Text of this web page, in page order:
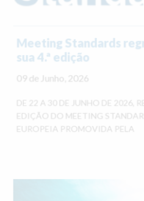
Meeting Standards
sua 4.ª edição
09 de Junho, 2026
DE 22 A 30 DE JUNHO DE 2026,
EDIÇÃO DO MEETING
EUROPEIA PROMOVIDA PELA